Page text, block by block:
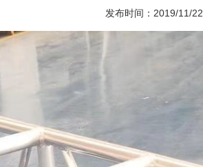
发布时间：2019/11/22